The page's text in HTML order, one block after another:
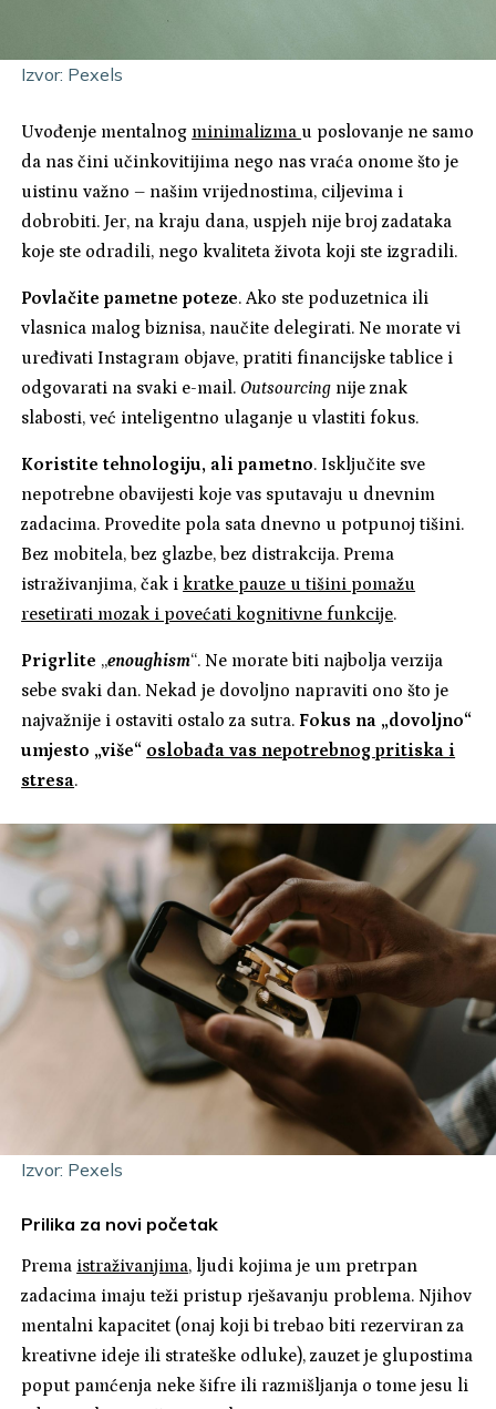
Izvor: Pexels
Uvođenje mentalnog minimalizma u poslovanje ne samo
da nas čini učinkovitijima nego nas vraća onome što je
uistinu važno – našim vrijednostima, ciljevima i
dobrobiti. Jer, na kraju dana, uspjeh nije broj zadataka
koje ste odradili, nego kvaliteta života koji ste izgradili.
Povlačite pametne poteze. Ako ste poduzetnica ili
vlasnica malog biznisa, naučite delegirati. Ne morate vi
uređivati Instagram objave, pratiti financijske tablice i
odgovarati na svaki e-mail. Outsourcing nije znak
slabosti, već inteligentno ulaganje u vlastiti fokus.
Koristite tehnologiju, ali pametno. Isključite sve
nepotrebne obavijesti koje vas sputavaju u dnevnim
zadacima. Provedite pola sata dnevno u potpunoj tišini.
Bez mobitela, bez glazbe, bez distrakcija. Prema
istraživanjima, čak i kratke pauze u tišini pomažu
resetirati mozak i povećati kognitivne funkcije.
Prigrlite „enoughism“. Ne morate biti najbolja verzija
sebe svaki dan. Nekad je dovoljno napraviti ono što je
najvažnije i ostaviti ostalo za sutra. Fokus na „dovoljno“
umjesto „više“ oslobađa vas nepotrebnog pritiska i
stresa.
Izvor: Pexels
Prilika za novi početak
Prema istraživanjima, ljudi kojima je um pretrpan
zadacima imaju teži pristup rješavanju problema. Njihov
mentalni kapacitet (onaj koji bi trebao biti rezerviran za
kreativne ideje ili strateške odluke), zauzet je glupostima
poput pamćenja neke šifre ili razmišljanja o tome jesu li